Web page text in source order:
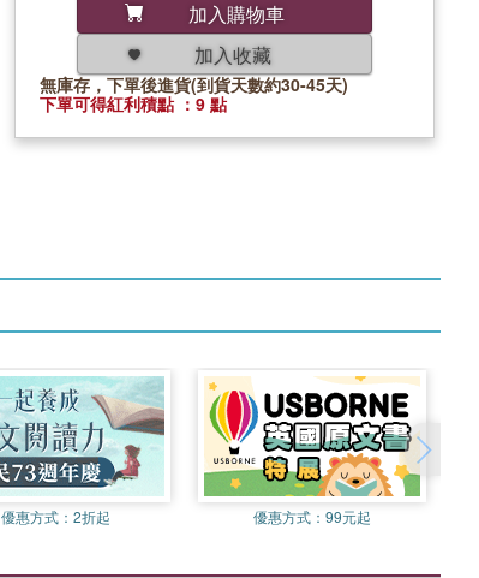
加入購物車
加入收藏
無庫存，下單後進貨(到貨天數約30-45天)
下單可得紅利積點 ：9 點
優惠方式：2折起 優惠方式：99元起